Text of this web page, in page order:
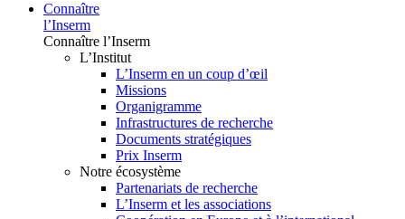
Connaître
l’Inserm
Connaître l’Inserm
L’Institut
L’Inserm en un coup d’œil
Missions
Organigramme
Infrastructures de recherche
Documents stratégiques
Prix Inserm
Notre écosystème
Partenariats de recherche
L’Inserm et les associations